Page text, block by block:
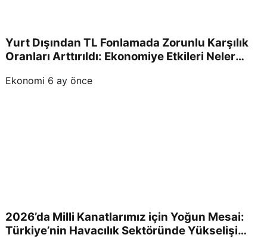
Yurt Dışından TL Fonlamada Zorunlu Karşılık
Oranları Arttırıldı: Ekonomiye Etkileri Neler
Ekonomi 6 ay önce
2026’da Milli Kanatlarımız için Yoğun Mesai:
Türkiye’nin Havacılık Sektöründe Yükselişi